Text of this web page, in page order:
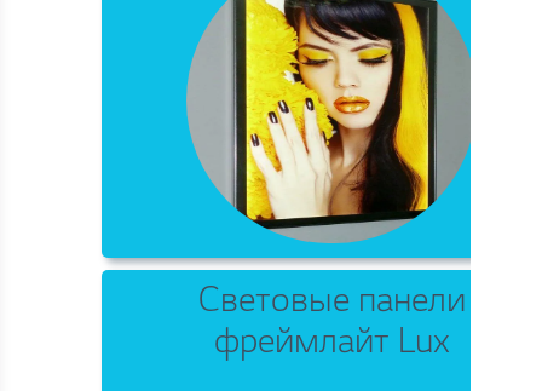
Световые панели
фреймлайт Lux